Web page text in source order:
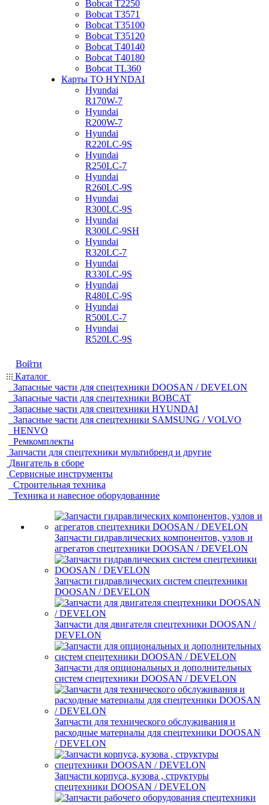
Bobcat Т2250
Bobcat Т3571
Bobcat Т35100
Bobcat Т35120
Bobcat Т40140
Bobcat Т40180
Bobcat ТL360
Карты ТО HYNDAI
Hyundai
R170W-7
Hyundai
R200W-7
Hyundai
R220LC-9S
Hyundai
R250LC-7
Hyundai
R260LC-9S
Hyundai
R300LC-9S
Hyundai
R300LC-9SH
Hyundai
R320LC-7
Hyundai
R330LC-9S
Hyundai
R480LC-9S
Hyundai
R500LC-7
Hyundai
R520LC-9S
Войти
Каталог
Запасные части для спецтехники DOOSAN / DEVELON
Запасные части для спецтехники BOBCAT
Запасные части для спецтехники HYUNDAI
Запасные части для спецтехники SAMSUNG / VOLVO
HENVO
Ремкомплекты
Запчасти для спецтехники мультибренд и другие
Двигатель в сборе
Сервисные инструменты
Строительная техника
Техника и навесное оборудованние
Запчасти гидравлических компонентов, узлов и
агрегатов спецтехники DOOSAN / DEVELON
Запчасти гидравлических систем спецтехники
DOOSAN / DEVELON
Запчасти для двигателя спецтехники DOOSAN /
DEVELON
Запчасти для опциональных и дополнительных
систем спецтехники DOOSAN / DEVELON
Запчасти для технического обслуживания и
расходные материалы для спецтехники DOOSAN
/ DEVELON
Запчасти корпуса, кузова , структуры
спецтехники DOOSAN / DEVELON